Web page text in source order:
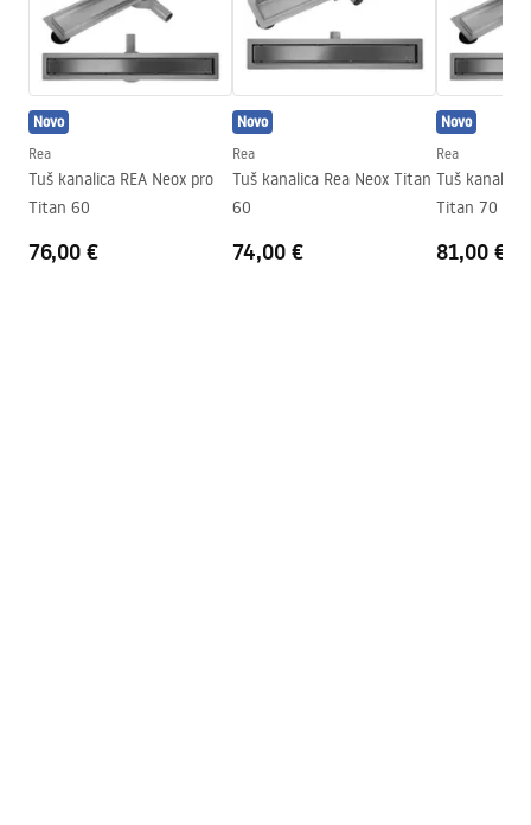
Vrsta rešetke
Obostrana 2u1
Max. protok vode
0,45 l/s
Premaz
Jamstvo
120 mjeseci čelična konstrukcija,
24 mjeseca preostali elementi.
Novo
Rea
Tuš kanalica REA Neox pro
Titan 60
76,00 €
Novo
Rea
Tuš kanalica Rea Neox Titan
60
74,00 €
Novo
Rea
Tuš kanalica
Titan 70
81,00 €